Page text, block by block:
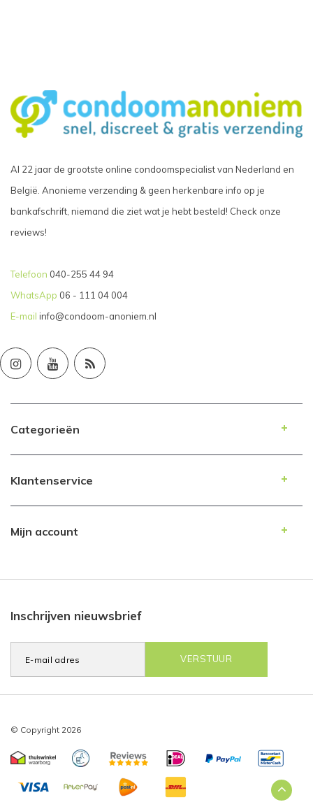
Al 22 jaar de grootste online condoomspecialist van Nederland en
België. Anonieme verzending & geen herkenbare info op je
bankafschrift, niemand die ziet wat je hebt besteld! Check onze
reviews!
Telefoon 040-255 44 94
WhatsApp 06 - 111 04 004
E-mail info@condoom-anoniem.nl
Categorieën
Klantenservice
Mijn account
Inschrijven nieuwsbrief
VERSTUUR
© Copyright 2026